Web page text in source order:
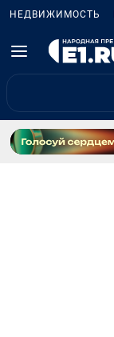
НЕДВИЖИМОСТЬ